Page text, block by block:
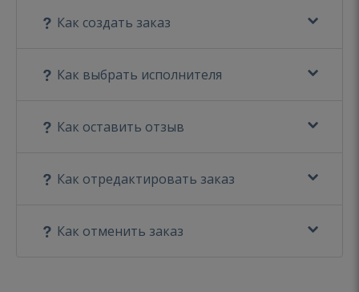
Как создать заказ
Как выбрать исполнителя
Как оставить отзыв
Как отредактировать заказ
Как отменить заказ